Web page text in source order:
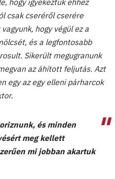
csak cseréről cserére
hogy végül ez a
és a legfontosabb
Sikerült megugranunk
az áhított feljutás. Azt
egy az egy elleni párharcok
és minden
meg kellett
mi jobban akartuk